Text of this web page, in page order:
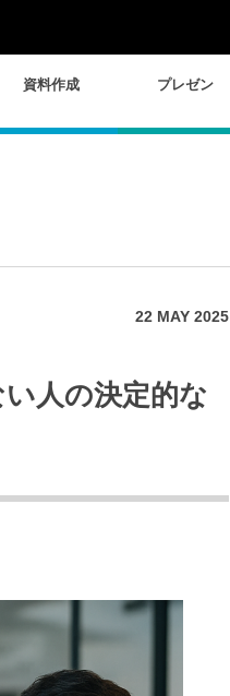
資料作成 プレゼン
22 MAY 2025
人の決定的な